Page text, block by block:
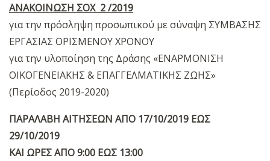
ΑΝΑΚΟΙΝΩΣΗ ΣΟΧ 2 /2019
για την πρόσληψη προσωπικού με σύναψη ΣΥΜΒΑΣΗΣ
ΕΡΓΑΣΙΑΣ ΟΡΙΣΜΕΝΟΥ ΧΡΟΝΟΥ
για την υλοποίηση της Δράσης «ΕΝΑΡΜΟΝΙΣΗ
ΟΙΚΟΓΕΝΕΙΑΚΗΣ & ΕΠΑΓΓΕΛΜΑΤΙΚΗΣ ΖΩΗΣ»
(Περίοδος 2019-2020)
ΠΑΡΑΛΑΒΗ ΑΙΤΗΣΕΩΝ ΑΠΟ 17/10/2019 ΕΩΣ
29/10/2019
ΚΑΙ ΩΡΕΣ ΑΠΟ 9:00 ΕΩΣ 13:00